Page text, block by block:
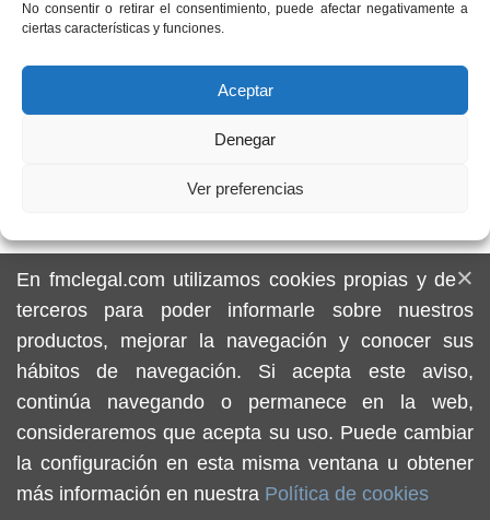
No consentir o retirar el consentimiento, puede afectar negativamente a
ciertas características y funciones.
Aceptar
Denegar
Ver preferencias
servicio nuestros componentes se encuentran
una íntima correlación, lo cual posibilita obtener una
visión conjunta de las cuestiones que se les
plantean a nuestros clientes, obteniéndose
asesoramiento más completo.
×
En fmclegal.com utilizamos cookies propias y de
terceros para poder informarle sobre nuestros
productos, mejorar la navegación y conocer sus
hábitos de navegación. Si acepta este aviso,
continúa navegando o permanece en la web,
consideraremos que acepta su uso. Puede cambiar
la configuración en esta misma ventana u obtener
más información en nuestra Política de cookies